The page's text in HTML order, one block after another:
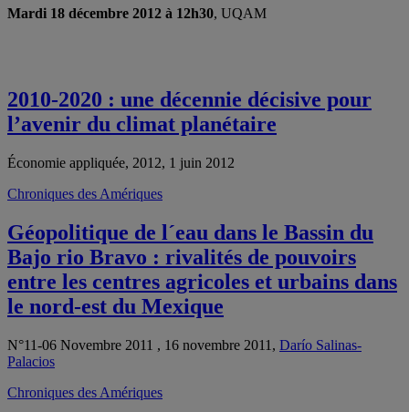
Mardi 18 décembre 2012 à 12h30, UQAM
2010-2020 : une décennie décisive pour
l’avenir du climat planétaire
Économie appliquée, 2012, 1 juin 2012
Chroniques des Amériques
Géopolitique de l´eau dans le Bassin du
Bajo rio Bravo : rivalités de pouvoirs
entre les centres agricoles et urbains dans
le nord-est du Mexique
N°11-06 Novembre 2011 , 16 novembre 2011, Darío Salinas-
Palacios
Chroniques des Amériques